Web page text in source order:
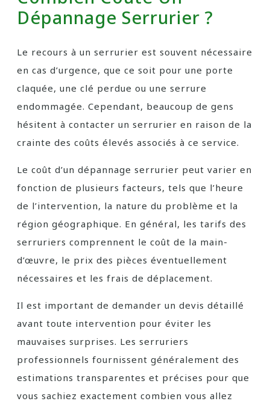
Dépannage Serrurier ?
Le recours à un serrurier est souvent nécessaire
en cas d’urgence, que ce soit pour une porte
claquée, une clé perdue ou une serrure
endommagée. Cependant, beaucoup de gens
hésitent à contacter un serrurier en raison de la
crainte des coûts élevés associés à ce service.
Le coût d’un dépannage serrurier peut varier en
fonction de plusieurs facteurs, tels que l’heure
de l’intervention, la nature du problème et la
région géographique. En général, les tarifs des
serruriers comprennent le coût de la main-
d’œuvre, le prix des pièces éventuellement
nécessaires et les frais de déplacement.
Il est important de demander un devis détaillé
avant toute intervention pour éviter les
mauvaises surprises. Les serruriers
professionnels fournissent généralement des
estimations transparentes et précises pour que
vous sachiez exactement combien vous allez